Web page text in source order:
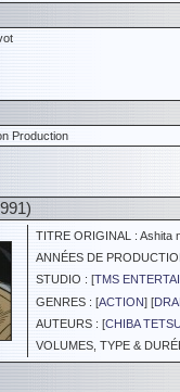
Production
TITRE ORIGINAL : Ashita
ANNÉES DE
STUDIO : [TMS
GENRES : [ACTION] [
AUTEURS : [CHIBA
VOLUMES, TYPE &